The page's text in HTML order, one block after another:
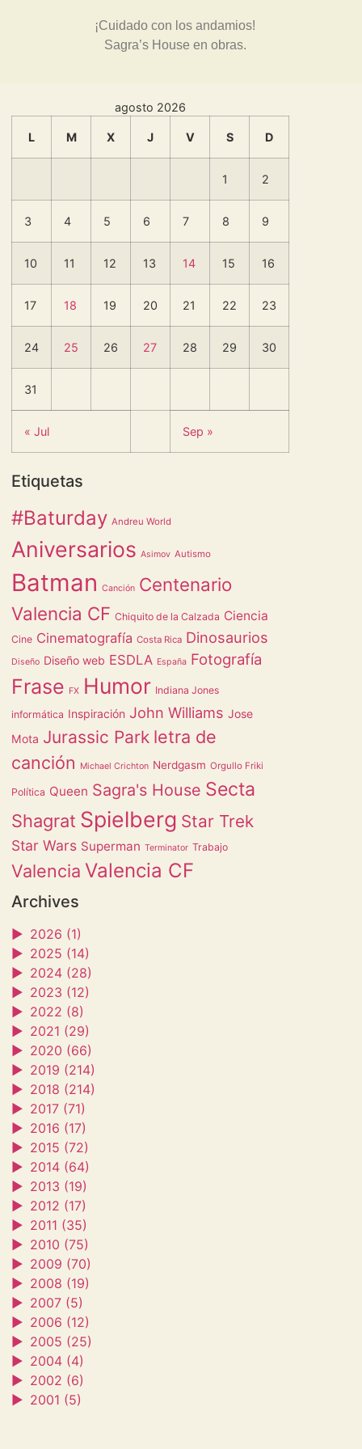
¡Cuidado con los andamios!
Sagra’s House en obras.
agosto 2026
L M X J V S D
1 2
3 4 5 6 7 8 9
10 11 12 13 14 15 16
17 18 19 20 21 22 23
24 25 26 27 28 29 30
31
« Jul Sep »
Etiquetas
#Baturday Andreu World
Aniversarios Asimov Autismo
Batman Canción Centenario
Valencia CF Chiquito de la Calzada Ciencia
Cine Cinematografía Costa Rica Dinosaurios
Diseño Diseño web ESDLA España Fotografía
Frase FX Humor Indiana Jones
informática Inspiración John Williams Jose
Mota Jurassic Park letra de
canción
Michael Crichton Nerdgasm Orgullo Friki
Política Queen Sagra's House Secta
Shagrat Spielberg Star Trek
Star Wars Superman Terminator Trabajo
Valencia Valencia CF
Archives
► 2026 (1)
► 2025 (14)
► 2024 (28)
► 2023 (12)
► 2022 (8)
► 2021 (29)
► 2020 (66)
► 2019 (214)
► 2018 (214)
► 2017 (71)
► 2016 (17)
► 2015 (72)
► 2014 (64)
► 2013 (19)
► 2012 (17)
► 2011 (35)
► 2010 (75)
► 2009 (70)
► 2008 (19)
► 2007 (5)
► 2006 (12)
► 2005 (25)
► 2004 (4)
► 2002 (6)
► 2001 (5)